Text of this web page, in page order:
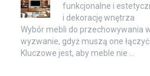
funkcjonalne i
i dekorację wnętrza
Wybór mebli do przechowywania
wyzwanie, gdyż muszą one
Kluczowe jest, aby meble nie …